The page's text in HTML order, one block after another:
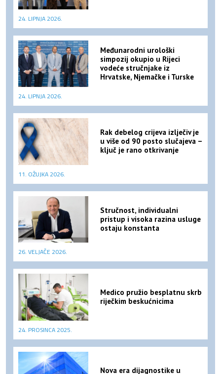
24. LIPNJA 2026.
Međunarodni urološki
simpozij okupio u Rijeci
vodeće stručnjake iz
Hrvatske, Njemačke i Turske
24. LIPNJA 2026.
Rak debelog crijeva izlječiv je
u više od 90 posto slučajeva –
ključ je rano otkrivanje
11. OŽUJKA 2026.
Stručnost, individualni
pristup i visoka razina usluge
ostaju konstanta
26. VELJAČE 2026.
Medico pružio besplatnu skrb
riječkim beskućnicima
24. PROSINCA 2025.
Nova era dijagnostike u